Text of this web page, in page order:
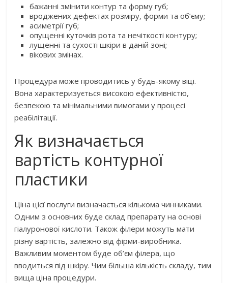
бажанні змінити контур та форму губ;
вроджених дефектах розміру, форми та об’єму;
асиметрії губ;
опущенні куточків рота та нечіткості контуру;
лущенні та сухості шкіри в даній зоні;
вікових змінах.
Процедура може проводитись у будь-якому віці.
Вона характеризується високою ефективністю,
безпекою та мінімальними вимогами у процесі
реабілітації.
Як визначається
вартість контурної
пластики
Ціна цієї послуги визначається кількома чинниками.
Одним з основних буде склад препарату на основі
гіалуронової кислоти. Також філери можуть мати
різну вартість, залежно від фірми-виробника.
Важливим моментом буде об’єм філера, що
вводиться під шкіру. Чим більша кількість складу, тим
вища ціна процедури.